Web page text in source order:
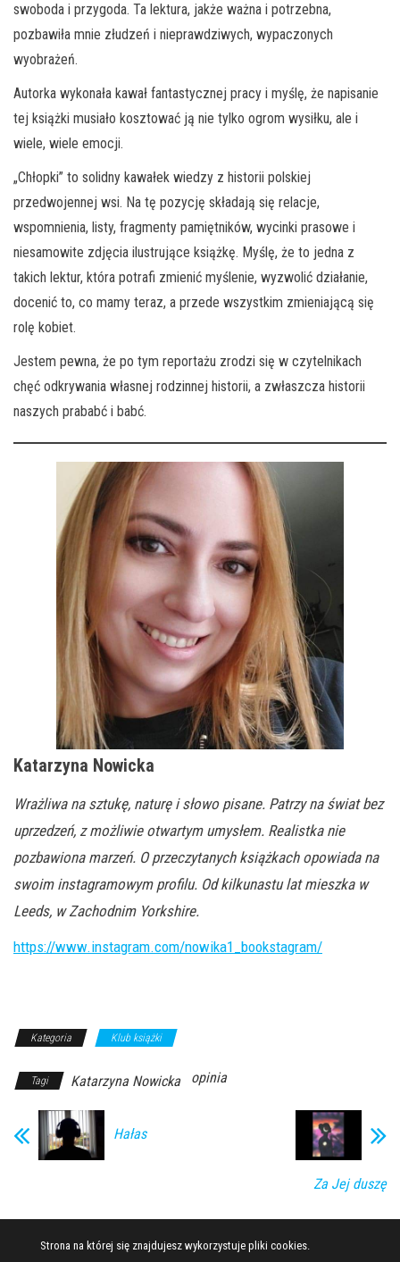
swoboda i przygoda. Ta lektura, jakże ważna i potrzebna,
pozbawiła mnie złudzeń i nieprawdziwych, wypaczonych
wyobrażeń.
Autorka wykonała kawał fantastycznej pracy i myślę, że napisanie
tej książki musiało kosztować ją nie tylko ogrom wysiłku, ale i
wiele, wiele emocji.
„Chłopki” to solidny kawałek wiedzy z historii polskiej
przedwojennej wsi. Na tę pozycję składają się relacje,
wspomnienia, listy, fragmenty pamiętników, wycinki prasowe i
niesamowite zdjęcia ilustrujące książkę. Myślę, że to jedna z
takich lektur, która potrafi zmienić myślenie, wyzwolić działanie,
docenić to, co mamy teraz, a przede wszystkim zmieniającą się
rolę kobiet.
Jestem pewna, że po tym reportażu zrodzi się w czytelnikach
chęć odkrywania własnej rodzinnej historii, a zwłaszcza historii
naszych prababć i babć.
Katarzyna Nowicka
Wrażliwa na sztukę, naturę i słowo pisane. Patrzy na świat bez
uprzedzeń, z możliwie otwartym umysłem. Realistka nie
pozbawiona marzeń. O przeczytanych książkach opowiada na
swoim instagramowym profilu. Od kilkunastu lat mieszka w
Leeds, w Zachodnim Yorkshire.
https://www.instagram.com/nowika1_bookstagram/
Kategoria Klub książki
Tagi Katarzyna Nowicka opinia
Hałas
Za Jej duszę
Strona na której się znajdujesz wykorzystuje pliki cookies.